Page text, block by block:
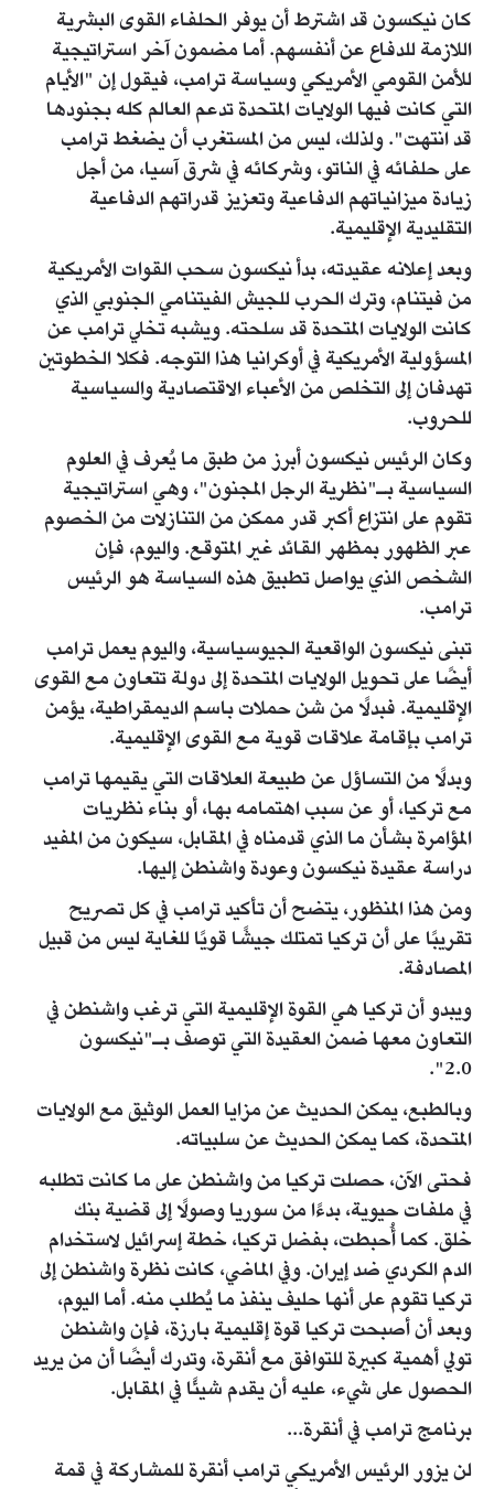
كان نيكسون قد اشترط أن يوفر الحلفاء القوى البشرية
اللازمة للدفاع عن أنفسهم. أما مضمون آخر استراتيجية
للأمن القومي الأمريكي وسياسة ترامب، فيقول إن "الأيام
التي كانت فيها الولايات المتحدة تدعم العالم كله بجنودها
قد انتهت". ولذلك، ليس من المستغرب أن يضغط ترامب
على حلفائه في الناتو، وشركائه في شرق آسيا، من أجل
زيادة ميزانياتهم الدفاعية وتعزيز قدراتهم الدفاعية
التقليدية الإقليمية.
وبعد إعلانه عقيدته، بدأ نيكسون سحب القوات الأمريكية
من فيتنام، وترك الحرب للجيش الفيتنامي الجنوبي الذي
كانت الولايات المتحدة قد سلحته. ويشبه تخلي ترامب عن
المسؤولية الأمريكية في أوكرانيا هذا التوجه. فكلا الخطوتين
تهدفان إلى التخلص من الأعباء الاقتصادية والسياسية
للحروب.
وكان الرئيس نيكسون أبرز من طبق ما يُعرف في العلوم
السياسية بـ"نظرية الرجل المجنون"، وهي استراتيجية
تقوم على انتزاع أكبر قدر ممكن من التنازلات من الخصوم
عبر الظهور بمظهر القائد غير المتوقع. واليوم، فإن
الشخص الذي يواصل تطبيق هذه السياسة هو الرئيس
ترامب.
تبنى نيكسون الواقعية الجيوسياسية، واليوم يعمل ترامب
أيضًا على تحويل الولايات المتحدة إلى دولة تتعاون مع القوى
الإقليمية. فبدلًا من شن حملات باسم الديمقراطية، يؤمن
ترامب بإقامة علاقات قوية مع القوى الإقليمية.
وبدلًا من التساؤل عن طبيعة العلاقات التي يقيمها ترامب
مع تركيا، أو عن سبب اهتمامه بها، أو بناء نظريات
المؤامرة بشأن ما الذي قدمناه في المقابل، سيكون من المفيد
دراسة عقيدة نيكسون وعودة واشنطن إليها.
ومن هذا المنظور، يتضح أن تأكيد ترامب في كل تصريح
تقريبًا على أن تركيا تمتلك جيشًا قويًا للغاية ليس من قبيل
المصادفة.
ويبدو أن تركيا هي القوة الإقليمية التي ترغب واشنطن في
التعاون معها ضمن العقيدة التي توصف بـ"نيكسون
2.0".
وبالطبع، يمكن الحديث عن مزايا العمل الوثيق مع الولايات
المتحدة، كما يمكن الحديث عن سلبياته.
فحتى الآن، حصلت تركيا من واشنطن على ما كانت تطلبه
في ملفات حيوية، بدءًا من سوريا وصولًا إلى قضية بنك
خلق. كما أُحبطت، بفضل تركيا، خطة إسرائيل لاستخدام
الدم الكردي ضد إيران. وفي الماضي، كانت نظرة واشنطن إلى
تركيا تقوم على أنها حليف ينفذ ما يُطلب منه. أما اليوم،
وبعد أن أصبحت تركيا قوة إقليمية بارزة، فإن واشنطن
تولي أهمية كبيرة للتوافق مع أنقرة، وتدرك أيضًا أن من يريد
الحصول على شيء، عليه أن يقدم شيئًا في المقابل.
برنامج ترامب في أنقرة...
لن يزور الرئيس الأمريكي ترامب أنقرة للمشاركة في قمة